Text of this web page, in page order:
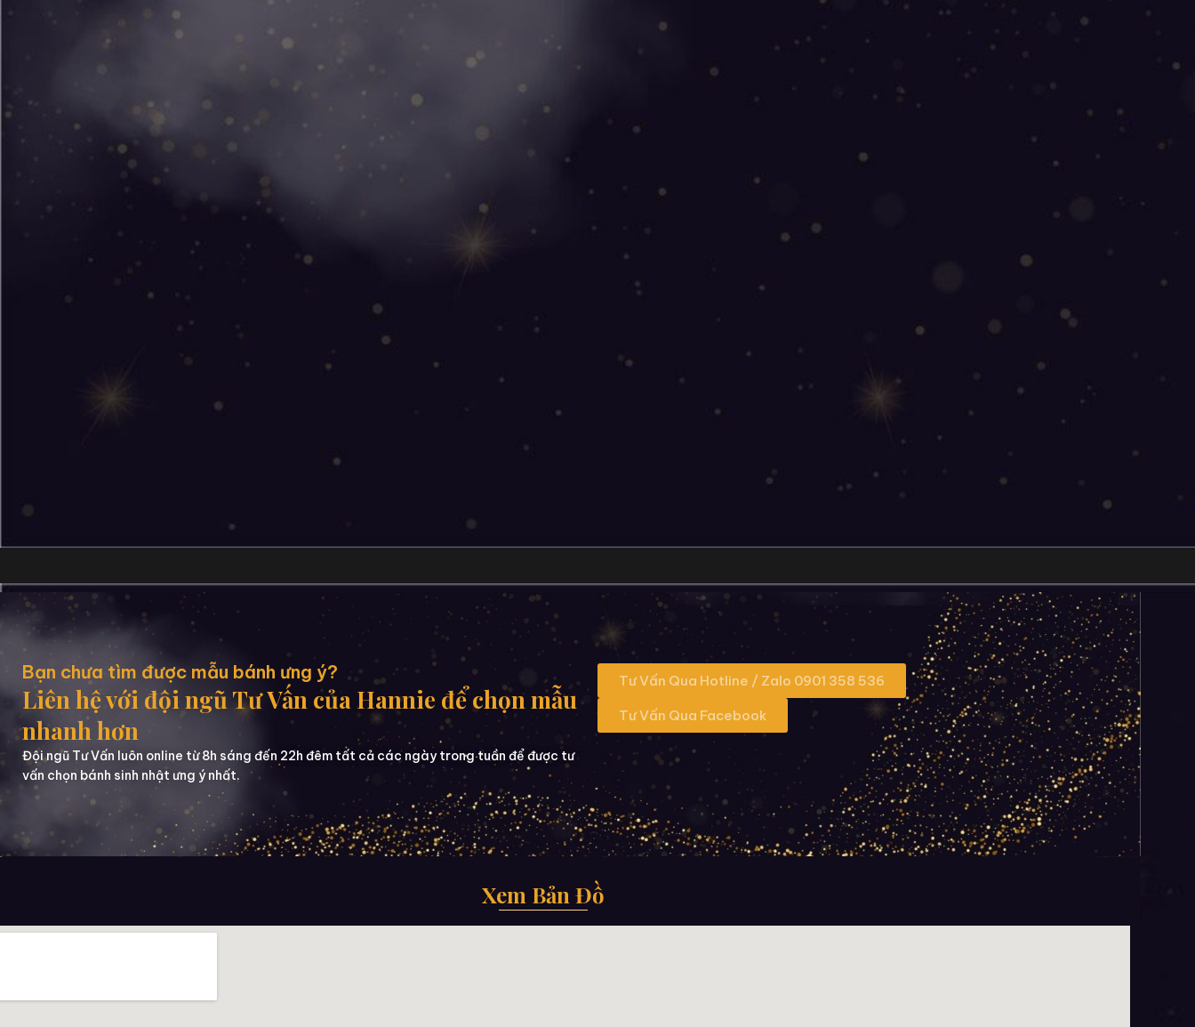
Bạn chưa tìm được mẫu bánh ưng ý?
Liên hệ với đội ngũ Tư Vấn của Hannie để chọn mẫu
nhanh hơn
Đội ngũ Tư Vấn luôn online từ 8h sáng đến 22h đêm tất cả các ngày trong tuần để được tư
vấn chọn bánh sinh nhật ưng ý nhất.
Tư Vấn Qua Hotline / Zalo 0901 358 536
Tư Vấn Qua Facebook
Xem Bản Đồ